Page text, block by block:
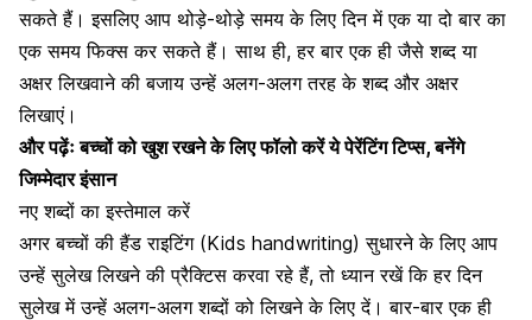
सकते हैं। इसलिए आप थोड़े-थोड़े समय के लिए दिन में एक या दो बार का
एक समय फिक्स कर सकते हैं। साथ ही, हर बार एक ही जैसे शब्द या
अक्षर लिखवाने की बजाय उन्हें अलग-अलग तरह के शब्द और अक्षर
लिखाएं।
और पढ़ेंःबच्चों को खुश रखने के लिए फॉलो करें ये पेरेंटिंग टिप्स, बनेंगे
जिम्मेदार इंसान
नए शब्दों का इस्तेमाल करें
अगर बच्चों की हैंड राइटिंग (Kids handwriting) सुधारने के लिए आप
उन्हें सुलेख लिखने की प्रैक्टिस करवा रहे हैं, तो ध्यान रखें कि हर दिन
सुलेख में उन्हें अलग-अलग शब्दों को लिखने के लिए दें। बार-बार एक ही